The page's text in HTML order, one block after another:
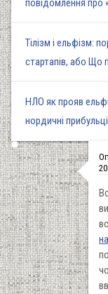
повідомлення про
Тілізм і ельфізм:
стартапів, або Що
НЛО як прояв
нордичні